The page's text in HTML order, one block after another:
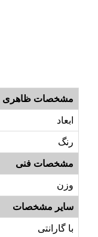
مشخصات ظاهری
ابعاد
رنگ
مشخصات فنی
وزن
سایر مشخصات
با گارانتی